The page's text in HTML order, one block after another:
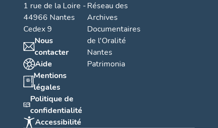
1 rue de la Loire -
44966 Nantes
Cedex 9
Nous
contacter
Aide
Mentions
légales
Politique de
confidentialité
Accessibilité
Réseau des
Archives
Documentaires
de l'Oralité
Nantes
Patrimonia